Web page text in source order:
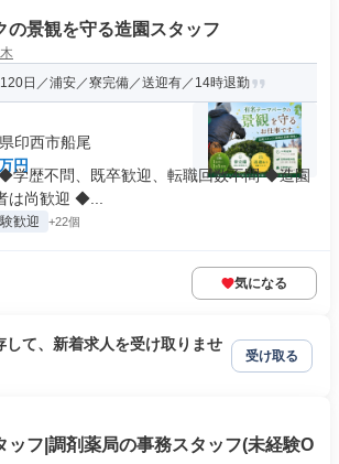
の景観を守る造園スタッフ
日／浦安／寮完備／送迎有／14時退勤
印西市船尾
円
学歴不問、既卒歓迎、転職回数不問 ◆造園
は尚歓迎 ◆...
歓迎 +22個
気になる
して、新着求人を受け取りませ
受け取る
ッフ|調剤薬局の事務スタッフ(未経験O